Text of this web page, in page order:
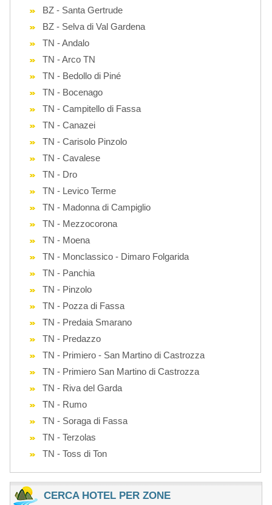
BZ - Santa Gertrude
BZ - Selva di Val Gardena
TN - Andalo
TN - Arco TN
TN - Bedollo di Piné
TN - Bocenago
TN - Campitello di Fassa
TN - Canazei
TN - Carisolo Pinzolo
TN - Cavalese
TN - Dro
TN - Levico Terme
TN - Madonna di Campiglio
TN - Mezzocorona
TN - Moena
TN - Monclassico - Dimaro Folgarida
TN - Panchia
TN - Pinzolo
TN - Pozza di Fassa
TN - Predaia Smarano
TN - Predazzo
TN - Primiero - San Martino di Castrozza
TN - Primiero San Martino di Castrozza
TN - Riva del Garda
TN - Rumo
TN - Soraga di Fassa
TN - Terzolas
TN - Toss di Ton
CERCA HOTEL PER ZONE